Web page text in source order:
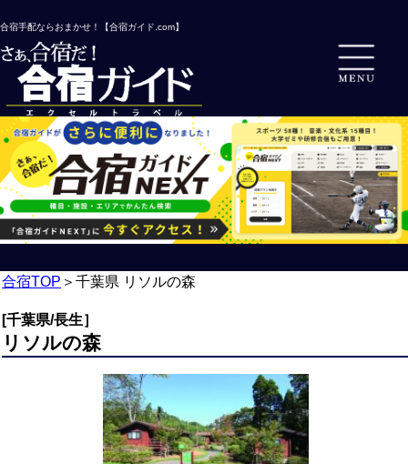
合宿手配ならおまかせ！【合宿ガイド.com】
合宿TOP ＞ 千葉県 リソルの森
[千葉県/長生］
リソルの森